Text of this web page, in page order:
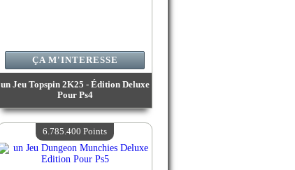
un Jeu Topspin 2K25 - Édition Deluxe
Pour Ps4
Valeur :7 208 900 Points
Quantité Disponible :4
ÇA M'INTERESSE
6.785.400 Points